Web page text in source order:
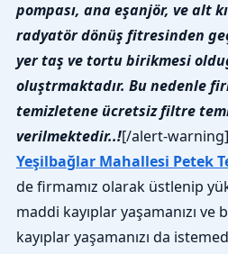
pompası, ana eşanjör, ve alt
radyatör dönüş fitresinden
yer taş ve tortu birikmesi
oluştrmaktadır. Bu nedenle
temizletene ücretsiz filtre
verilmektedir..![/alert-warning]
Yeşilbağlar Mahallesi Petek
de firmamız olarak üstlenip
maddi kayıplar yaşamanızı
kayıplar yaşamanızı da